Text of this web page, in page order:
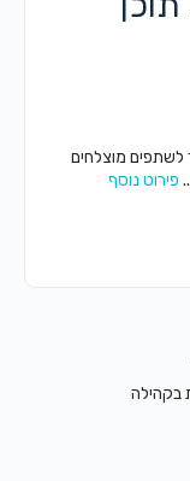
לשתפים מוצלחים
פירוט נוסף
בקהילה